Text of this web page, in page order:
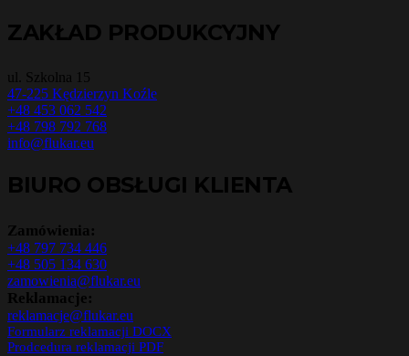
ZAKŁAD PRODUKCYJNY
ul. Szkolna 15
47-225 Kędzierzyn Koźle
+48 453 062 542
+48 798 792 768
info@flukar.eu
BIURO OBSŁUGI KLIENTA
Zamówienia:
+48 797 734 446
+48 505 134 630
zamowienia@flukar.eu
Reklamacje:
reklamacje@flukar.eu
Formularz reklamacji DOCX
Prodcedura reklamacji PDF